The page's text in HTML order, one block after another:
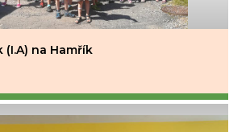
(I.A) na Hamřík